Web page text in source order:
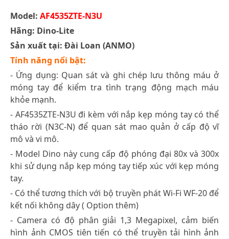
Model: AF4535ZTE-N3U
Hãng: Dino-Lite
Sản xuất tại: Đài Loan (ANMO)
Tính năng nổi bật:
- Ứng dụng: Quan sát và ghi chép lưu thông máu ở
móng tay để kiểm tra tình trạng động mạch máu
khỏe mạnh.
- AF4535ZTE-N3U đi kèm với nắp kẹp móng tay có thể
tháo rời (N3C-N) để quan sát mao quản ở cấp độ vĩ
mô và vi mô.
- Model Dino này cung cấp độ phóng đại 80x và 300x
khi sử dụng nắp kẹp móng tay tiếp xúc với kẹp móng
tay.
- Có thể tương thích với bộ truyền phát Wi-Fi WF-20 để
kết nối không dây ( Option thêm)
- Camera có độ phân giải 1,3 Megapixel, cảm biến
hình ảnh CMOS tiên tiến có thể truyền tải hình ảnh